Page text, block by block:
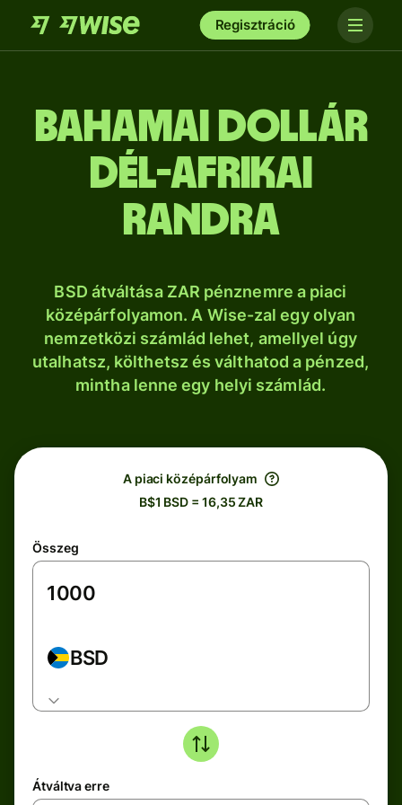
Regisztráció
bahamai dollár
dél-afrikai
randra
BSD átváltása ZAR pénznemre a piaci
középárfolyamon. A Wise-zal egy olyan
nemzetközi számlád lehet, amellyel úgy
utalhatsz, költhetsz és válthatod a pénzed,
mintha lenne egy helyi számlád.
A piaci középárfolyam
B$1 BSD = 16,35 ZAR
Összeg
BSD
Átváltva erre